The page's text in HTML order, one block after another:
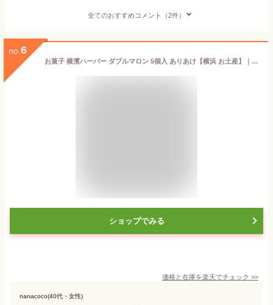
全てのおすすめコメント（2件）
no. 6
お菓子 横濱ハーバー ダブルマロン 5個入 ありあけ【横浜 お土産】｜横浜ハーバー 横浜 土産 焼菓子 おみやげ お菓子 洋菓子 お返し 挨拶 お礼 スイーツ 日持ち 小分け お返し 挨拶 冬ギフト 定番 帰省土産 お取り寄せ 手土産 贈り物 ギフト お取り寄せグルメ
ショップでみる
価格と在庫を楽天でチェック >>
nanacoco(40代・女性)